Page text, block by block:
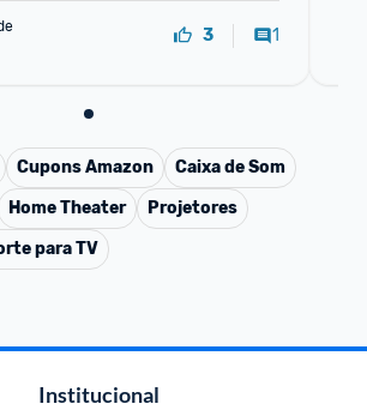
3 1
CuponsAmazon
Caixa de Som
Home Theater
Projetores
para TV
Institucional